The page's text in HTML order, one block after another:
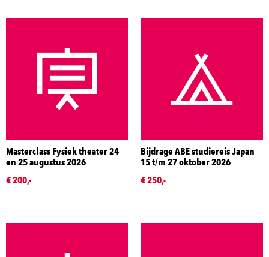
Masterclass Fysiek theater 24
en 25 augustus 2026
€ 200,-
Bijdrage ABE studiereis Japan
15 t/m 27 oktober 2026
€ 250,-